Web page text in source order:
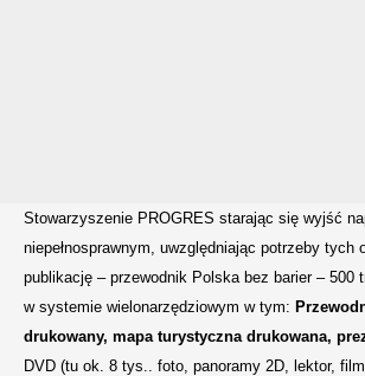
Stowarzyszenie PROGRES starając się wyjść
niepełnosprawnym, uwzględniając potrzeby tych
publikację – przewodnik Polska bez barier –
w systemie wielonarzędziowym w tym:
drukowany, mapa turystyczna drukowana,
DVD (tu ok. 8 tys.. foto, panoramy 2D, lektor,